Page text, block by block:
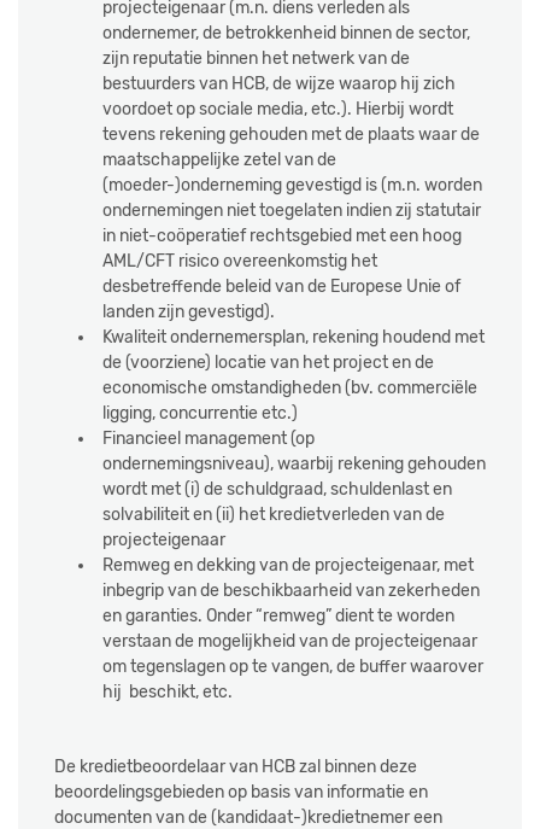
projecteigenaar (m.n. diens verleden als
ondernemer, de betrokkenheid binnen de sector,
zijn reputatie binnen het netwerk van de
bestuurders van HCB, de wijze waarop hij zich
voordoet op sociale media, etc.). Hierbij wordt
tevens rekening gehouden met de plaats waar de
maatschappelijke zetel van de
(moeder-)onderneming gevestigd is (m.n. worden
ondernemingen niet toegelaten indien zij statutair
in niet-coöperatief rechtsgebied met een hoog
AML/CFT risico overeenkomstig het
desbetreffende beleid van de Europese Unie of
landen zijn gevestigd).
Kwaliteit ondernemersplan, rekening houdend met
de (voorziene) locatie van het project en de
economische omstandigheden (bv. commerciële
ligging, concurrentie etc.)
Financieel management (op
ondernemingsniveau), waarbij rekening gehouden
wordt met (i) de schuldgraad, schuldenlast en
solvabiliteit en (ii) het kredietverleden van de
projecteigenaar
Remweg en dekking van de projecteigenaar, met
inbegrip van de beschikbaarheid van zekerheden
en garanties. Onder “remweg” dient te worden
verstaan de mogelijkheid van de projecteigenaar
om tegenslagen op te vangen, de buffer waarover
hij beschikt, etc.
De kredietbeoordelaar van HCB zal binnen deze
beoordelingsgebieden op basis van informatie en
documenten van de (kandidaat-)kredietnemer een